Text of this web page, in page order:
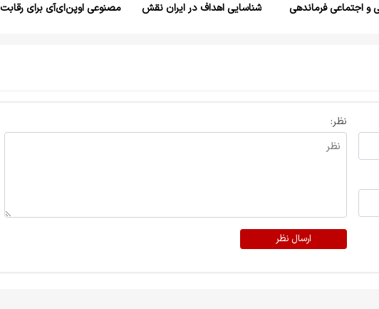
و اجتماعی فرماندهی
شناسایی اهداف در ایران نقش
مصنوعی اوپن‌ای‌آی برای رقابت
نظر:
ارسال نظر